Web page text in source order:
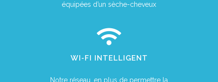
équipées d’un sèche-cheveux
WI-FI INTELLIGENT
Notre réseau, en plus de permettre la